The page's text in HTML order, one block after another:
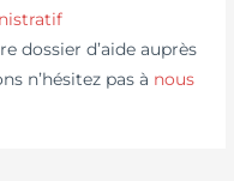
dossier d’aide auprès
n’hésitez pas à nous